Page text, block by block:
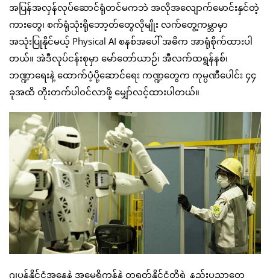
အပြန်အလှန်လုပ်ဆောင်ရုံတင်မကဘဲ အလိုအလျောက်မောင်းနှင်တဲ့
ကားတွေ၊ စက်ရုံသုံးရိုဘော့တ်တွေလိုမျိုး လက်တွေ့ကမ္ဘာမှာ
အသုံးပြုနိုင်မယ့် Physical AI စနစ်အပေါ် အဓိက အာရုံစိုက်ထားပါ
တယ်။ အဲဒီလုပ်ငန်းစုမှာ မော်တော်ယာဉ်၊ အီလက်ထရွန်နစ်၊
ဘဏ္ဍာရေးနဲ့ ထောက်ပံ့ပို့ဆောင်ရေး ကဏ္ဍတွေက ကုမ္ပဏီပေါင်း ၄၄
ခုအထိ တိုးတက်ပါဝင်လာဖို့ မျှော်လင့်ထားပါတယ်။
ဂျပန်နိုင်ငံအနေနဲ့ အမေရိကန်နဲ့ တရုတ်နိုင်ငံတို့ရဲ့ နည်းပညာတွေ